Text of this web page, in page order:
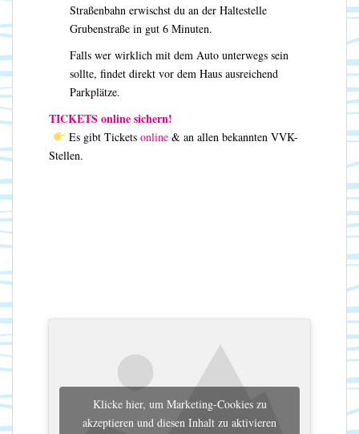
Straßenbahn erwischst du an der Haltestelle
Grubenstraße in gut 6 Minuten.
Falls wer wirklich mit dem Auto unterwegs sein
sollte, findet direkt vor dem Haus ausreichend
Parkplätze.
TICKETS online sichern!
Es gibt Tickets online& an allen bekannten VVK-
Stellen.
Klicke hier, um Marketing-Cookies zu
akzeptieren und diesen Inhalt zu aktivieren